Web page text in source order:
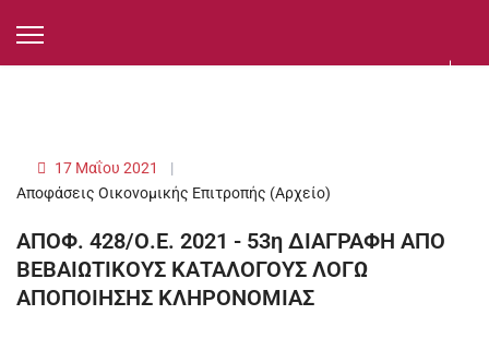
Αποφάσεις Οικονομικής Επιτροπής (Αρχείο)
17 Μαΐου 2021
ΑΠΟΦ. 428/Ο.Ε. 2021 - 53η ΔΙΑΓΡΑΦΗ ΑΠΟ
ΒΕΒΑΙΩΤΙΚΟΥΣ ΚΑΤΑΛΟΓΟΥΣ ΛΟΓΩ
ΑΠΟΠΟΙΗΣΗΣ ΚΛΗΡΟΝΟΜΙΑΣ